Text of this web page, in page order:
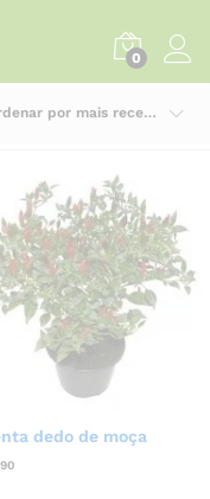
0
Ordenar por mais recente
dedo de moça